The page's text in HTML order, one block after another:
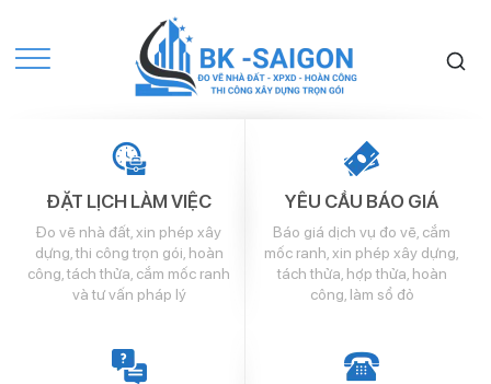
ĐẶT LỊCH LÀM VIỆC
Đo vẽ nhà đất, xin phép xây
dựng, thi công trọn gói, hoàn
công, tách thửa, cắm mốc ranh
và tư vấn pháp lý
YÊU CẦU BÁO GIÁ
Báo giá dịch vụ đo vẽ, cắm
mốc ranh, xin phép xây dựng,
tách thửa, hợp thửa, hoàn
công, làm sổ đỏ